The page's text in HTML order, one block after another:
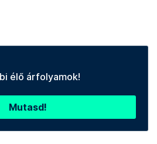
élő árfolyamok!
Mutasd!